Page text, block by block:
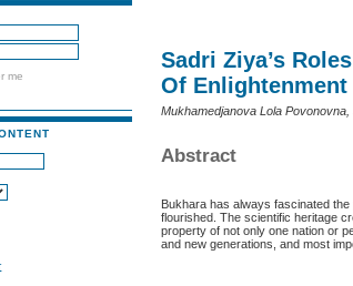
me
Sadri Ziya’s
Of
Mukhamedjanova Lola
Abstract
Bukhara has always fascinated
flourished. The scientific heritage
property of not only one nation or
and new generations, and most